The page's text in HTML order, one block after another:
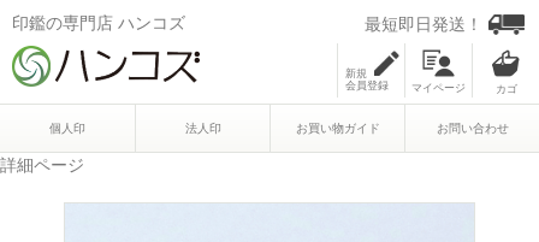
印鑑の専門店 ハンコズ 最短即日発送！
新規
会員登録
マイページ
個人印 法人印 お買い物ガイド お問い合わせ
詳細ページ